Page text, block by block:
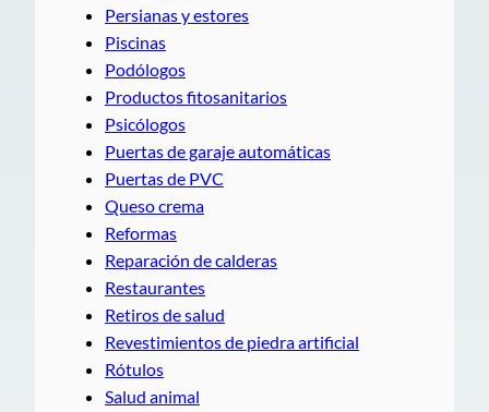
Persianas y estores
Piscinas
Podólogos
Productos fitosanitarios
Psicólogos
Puertas de garaje automáticas
Puertas de PVC
Queso crema
Reformas
Reparación de calderas
Restaurantes
Retiros de salud
Revestimientos de piedra artificial
Rótulos
Salud animal